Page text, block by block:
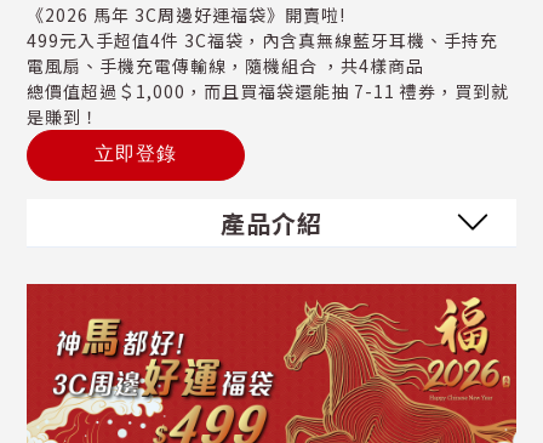
《2026 馬年 3C周邊好運福袋》開賣啦!
499元入手超值4件 3C福袋，內含真無線藍牙耳機、手持充
電風扇、手機充電傳輸線，隨機組合 ，共4樣商品
總價值超過＄1,000，而且買福袋還能抽 7-11 禮券，買到就
是賺到！
立即登錄
產品介紹